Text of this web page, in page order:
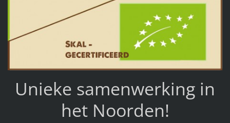
Unieke samenwerking in
het Noorden!